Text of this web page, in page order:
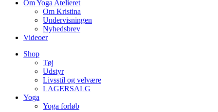
Om Yoga Atelieret
Om Kristina
Undervisningen
Nyhedsbrev
Videoer
Shop
Tøj
Udstyr
Livsstil og velvære
LAGERSALG
Yoga
Yoga forløb